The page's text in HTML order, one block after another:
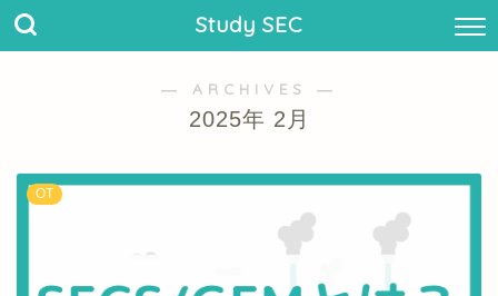
Study SEC
― ARCHIVES ―
2025年 2月
OT